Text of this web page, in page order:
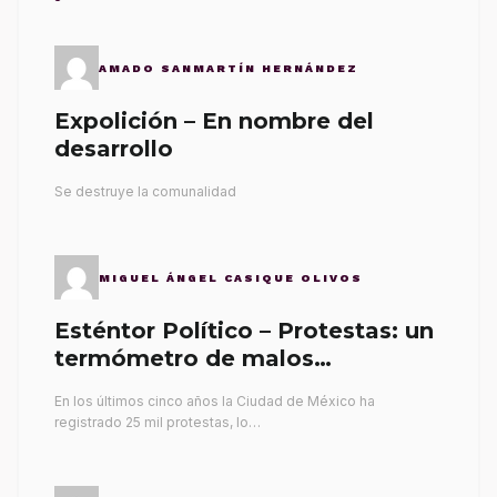
AMADO SANMARTÍN HERNÁNDEZ
Expolición – En nombre del
desarrollo
Se destruye la comunalidad
MIGUEL ÁNGEL CASIQUE OLIVOS
Esténtor Político – Protestas: un
termómetro de malos
En los últimos cinco años la Ciudad de México ha
registrado 25 mil protestas, lo…